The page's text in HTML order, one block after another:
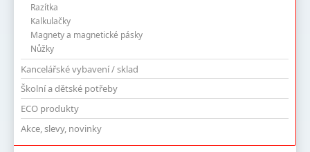
Razítka
Kalkulačky
Magnety a magnetické pásky
Nůžky
Kancelářské vybavení / sklad
Školní a dětské potřeby
ECO produkty
Akce, slevy, novinky